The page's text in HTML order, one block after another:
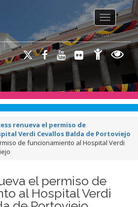
Toggle
renueva el permiso de
Verdi Cevallos Balda de Portoviejo
de funcionamiento al Hospital Verdi
el permiso de
al Hospital Verdi